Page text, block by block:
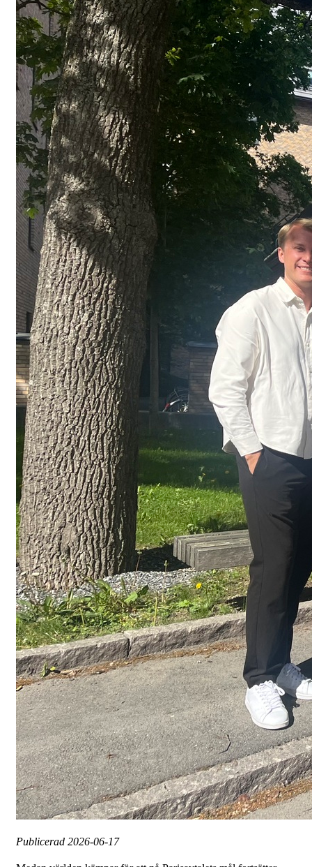
Publicerad 2026-06-17